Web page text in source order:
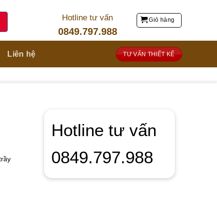
Hotline tư vấn
0849.797.988
Giỏ hàng
Liên hệ TƯ VẤN THIẾT KẾ
Hotline tư vấn
0849.797.988